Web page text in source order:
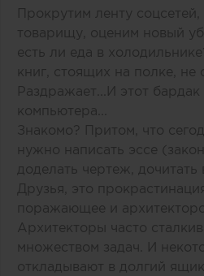
Прокрутим ленту
товарищу, оценим новый
есть ли еда в
книг, стоящих на полке, не
Раздражает...И этот
компьютера...
Знакомо? Притом, что
нужно написать эссе
доделать чертеж,
Друзья, это
поражающее и
Архитекторы часто
множеством задач. И
откладывают в долгий